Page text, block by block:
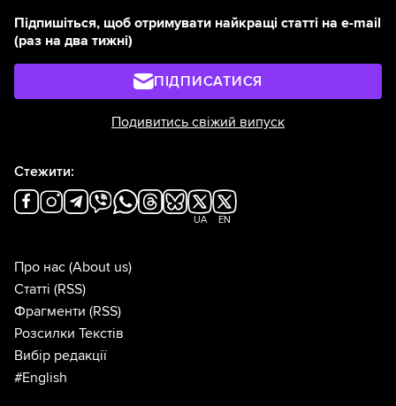
Підпишіться, щоб отримувати найкращі статті на e-mail
(раз на два тижні)
ПІДПИСАТИСЯ
Подивитись свіжий випуск
Стежити:
UA EN
Про нас (About us)
Статті (RSS)
Фрагменти (RSS)
Розсилки Текстів
Вибір редакції
#English